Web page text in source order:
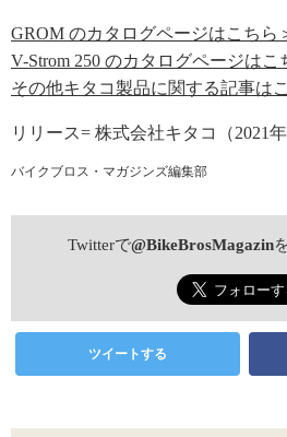
GROM のカタログページはこちら
V-Strom 250 のカタログページはこ
その他キタコ製品に関する記事は
リリース= 株式会社キタコ（2021年
バイクブロス・マガジンズ編集部
Twitterで@BikeBrosMagazin
ツイートする